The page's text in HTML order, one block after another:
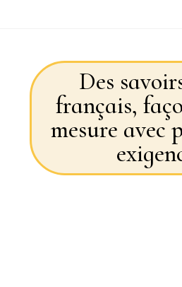
Des
français,
mesure avec